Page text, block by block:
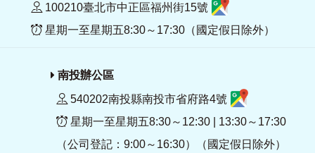
100210臺北市中正區福州街15號
星期一至星期五8:30～17:30（國定假日除外）
南投辦公區
540202南投縣南投市省府路4號
星期一至星期五8:30～12:30 | 13:30～17:30
（公司登記：9:00～16:30）（國定假日除外）